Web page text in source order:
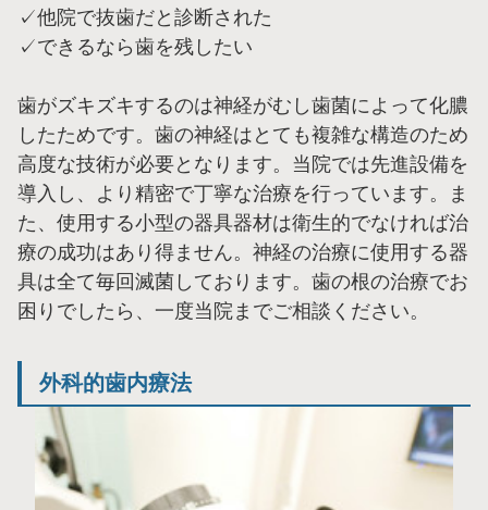
✓他院で抜歯だと診断された
✓できるなら歯を残したい
歯がズキズキするのは神経がむし歯菌によって化膿
したためです。歯の神経はとても複雑な構造のため
高度な技術が必要となります。当院では先進設備を
導入し、より精密で丁寧な治療を行っています。ま
た、使用する小型の器具器材は衛生的でなければ治
療の成功はあり得ません。神経の治療に使用する器
具は全て毎回滅菌しております。歯の根の治療でお
困りでしたら、一度当院までご相談ください。
外科的歯内療法